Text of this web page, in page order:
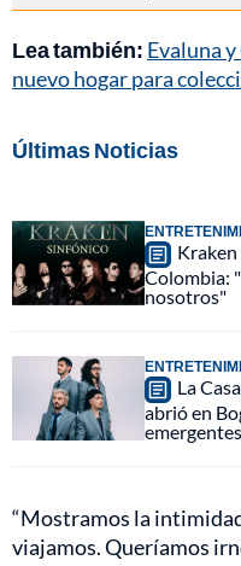
Lea también: Evaluna
nuevo hogar para
Últimas Noticias
Colombia:
nosotros"
La
abrió en
emergentes
“Mostramos la
viajamos. Queríamos